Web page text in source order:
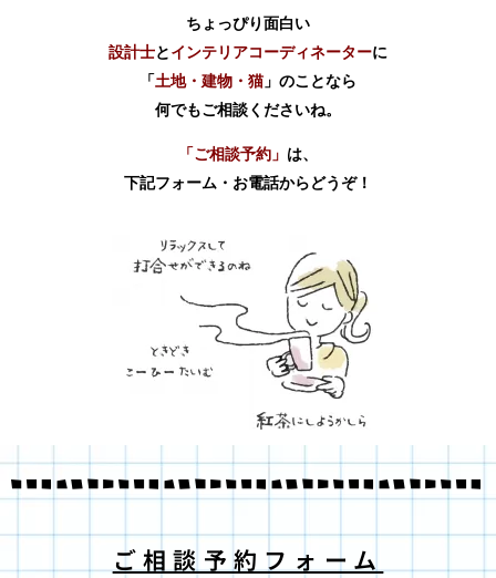
ちょっぴり面白い
設計士と インテリアコーディネーターに
「土地・建物・猫 」のことなら
何でもご相談くださいね。
「ご相談予約」 は、
下記フォーム・お電話からどうぞ！
ご相談予約フォーム